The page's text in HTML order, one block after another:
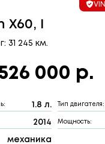
X60, I
31 245 км.
000 р.
1.8 л. Тип двигателя:
2014 Мощность:
механика